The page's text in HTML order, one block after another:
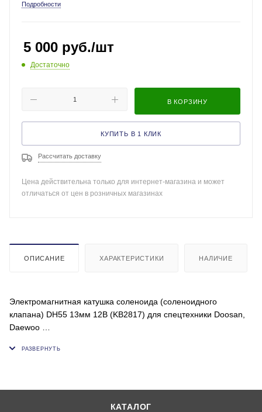
Подробности
5 000 руб./шт
Достаточно
В КОРЗИНУ
КУПИТЬ В 1 КЛИК
Рассчитать доставку
Цена действительна только для интернет-магазина и может
отличаться от цен в розничных магазинах
ОПИСАНИЕ ХАРАКТЕРИСТИКИ НАЛИЧИЕ
Электромагнитная катушка соленоида (соленоидного
клапана) DH55 13мм 12В (KB2817) для спецтехники Doosan,
Daewoo
Напряжение, В: 12;
Толщина, мм: 33;
КАТАЛОГ